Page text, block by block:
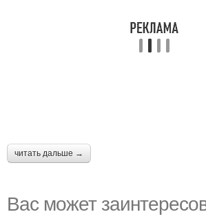
читать дальше →
Вас может